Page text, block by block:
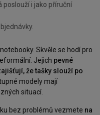
poslouží i jako příruční
Skvěle se hodí pro
Jejich pevné
že tašky slouží po
modely mají
situací.
bez problémů vezmete na